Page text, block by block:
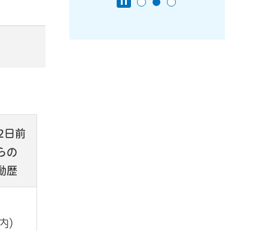
日前
の
歴
）